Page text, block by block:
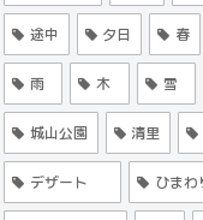
途中 夕日 春
雨 木 雪
城山公園 清里
デザート ひまわ